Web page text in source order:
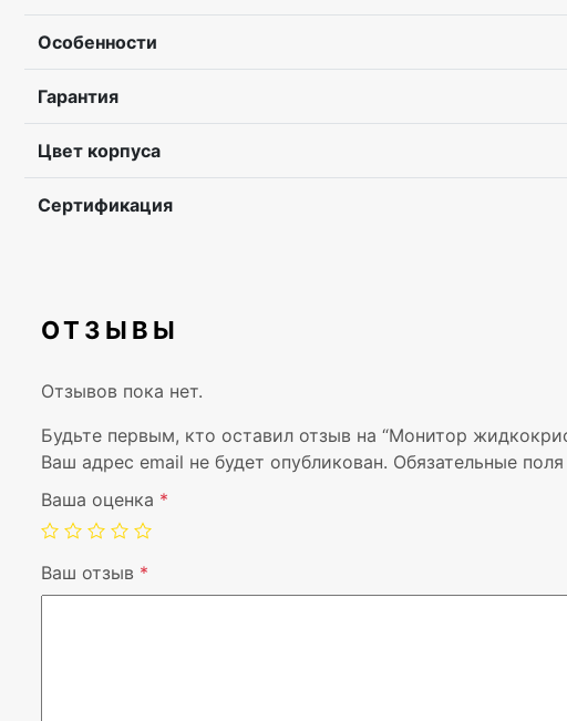
Особенности
Гарантия
Цвет корпуса
Сертификация
ОТЗЫВЫ
Отзывов пока нет.
Будьте первым, кто оставил отзыв на “Монитор
Ваш адрес email не будет опубликован. Обязательные
Ваша оценка *
Ваш отзыв *